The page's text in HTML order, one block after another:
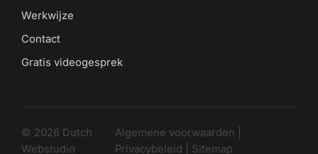
Werkwijze
Contact
Gratis videogesprek
© 2026 Dutch
Webstudio
Algemene voorwaarden
Privacybeleid
Sitemap